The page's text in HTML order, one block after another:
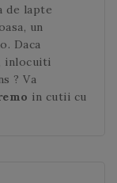
de lapte
un
Daca
inlocuiti
? Va
in cutii cu